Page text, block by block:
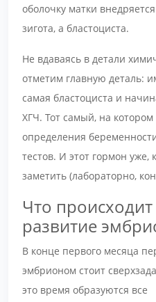
оболочку матки
зигота, а бластоциста.
Не вдаваясь в детали
отметим главную деталь:
самая бластоциста и
ХГЧ. Тот самый, на
определения
тестов. И этот гормон уже,
заметить (лабораторно,
Что
развитие
В конце первого месяца
эмбрионом стоит
это время образуются все